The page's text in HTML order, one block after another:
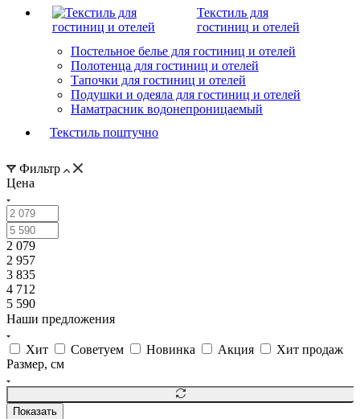
Текстиль для
гостиниц и отелей
Постельное белье для гостиниц и отелей
Полотенца для гостиниц и отелей
Тапочки для гостиниц и отелей
Подушки и одеяла для гостиниц и отелей
Наматрасник водонепроницаемый
Текстиль поштучно
Фильтр
Цена
2 079
2 957
3 835
4 712
5 590
Наши предложения
Хит Советуем Новинка Акция
Хит продаж
Размер, см
Показать